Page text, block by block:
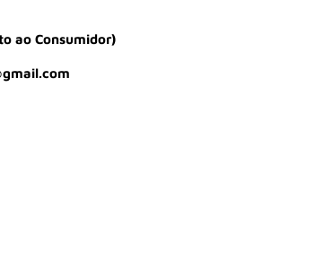
ao Consumidor)